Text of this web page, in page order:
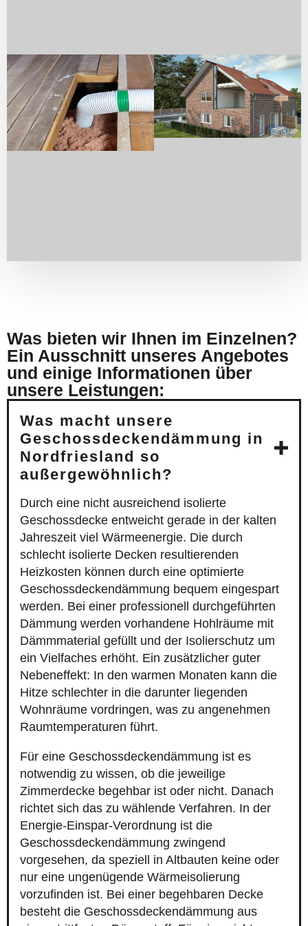
Was bieten wir Ihnen im Einzelnen?
Ein Ausschnitt unseres Angebotes
und einige Informationen über
unsere Leistungen:
Was macht unsere
Geschossdeckendämmung in
Nordfriesland so
außergewöhnlich?
Durch eine nicht ausreichend isolierte
Geschossdecke entweicht gerade in der kalten
Jahreszeit viel Wärmeenergie. Die durch
schlecht isolierte Decken resultierenden
Heizkosten können durch eine optimierte
Geschossdeckendämmung bequem eingespart
werden. Bei einer professionell durchgeführten
Dämmung werden vorhandene Hohlräume mit
Dämmmaterial gefüllt und der Isolierschutz um
ein Vielfaches erhöht. Ein zusätzlicher guter
Nebeneffekt: In den warmen Monaten kann die
Hitze schlechter in die darunter liegenden
Wohnräume vordringen, was zu angenehmen
Raumtemperaturen führt.
Für eine Geschossdeckendämmung ist es
notwendig zu wissen, ob die jeweilige
Zimmerdecke begehbar ist oder nicht. Danach
richtet sich das zu wählende Verfahren. In der
Energie-Einspar-Verordnung ist die
Geschossdeckendämmung zwingend
vorgesehen, da speziell in Altbauten keine oder
nur eine ungenügende Wärmeisolierung
vorzufinden ist. Bei einer begehbaren Decke
besteht die Geschossdeckendämmung aus